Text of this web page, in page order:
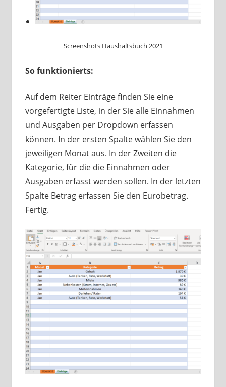
Screenshots Haushaltsbuch 2021
So funktionierts:
Auf dem Reiter Einträge finden Sie eine
vorgefertigte Liste, in der Sie alle Einnahmen
und Ausgaben per Dropdown erfassen
können. In der ersten Spalte wählen Sie den
jeweiligen Monat aus. In der Zweiten die
Kategorie, für die die Einnahmen oder
Ausgaben erfasst werden sollen. In der letzten
Spalte Betrag erfassen Sie den Eurobetrag.
Fertig.